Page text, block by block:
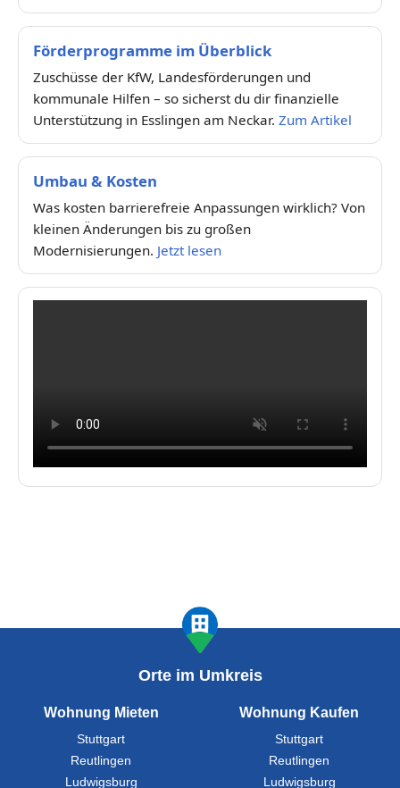
Förderprogramme im Überblick
Zuschüsse der KfW, Landesförderungen und
kommunale Hilfen – so sicherst du dir finanzielle
Unterstützung in Esslingen am Neckar. Zum Artikel
Umbau & Kosten
Was kosten barrierefreie Anpassungen wirklich? Von
kleinen Änderungen bis zu großen
Modernisierungen. Jetzt lesen
Orte im Umkreis
Wohnung Mieten
Stuttgart
Reutlingen
Ludwigsburg
Wohnung Kaufen
Stuttgart
Reutlingen
Ludwigsburg